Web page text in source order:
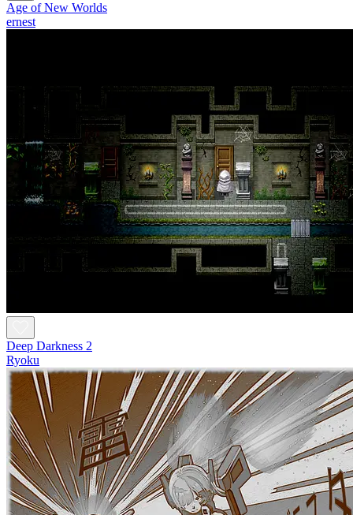
Age of New Worlds
ernest
Deep Darkness 2
Ryoku